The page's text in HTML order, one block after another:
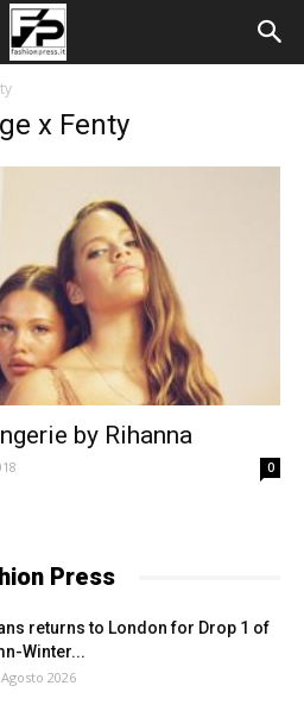
x Fenty
by Rihanna
0
Press
returns to London for Drop 1 of
Winter...
2026